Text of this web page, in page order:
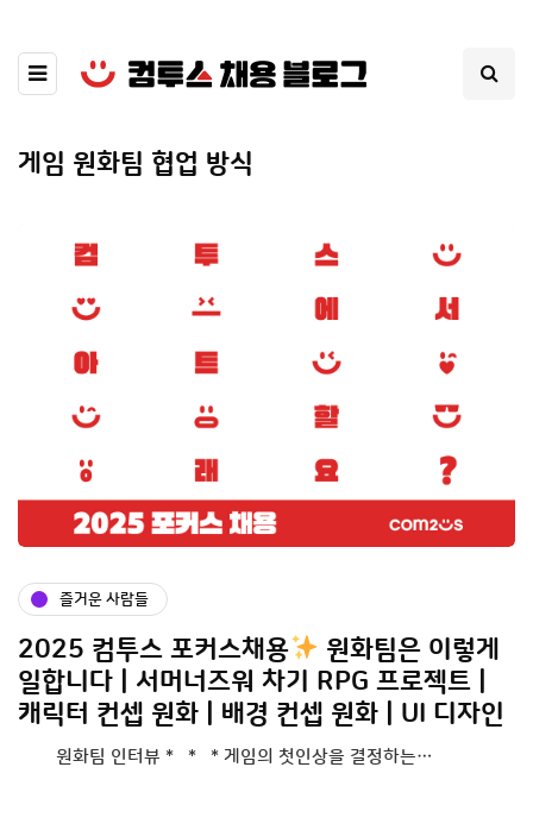
게임 원화팀 협업 방식
즐거운 사람들
2025 컴투스 포커스채용
원화팀은 이렇게
일합니다 | 서머너즈워 차기 RPG 프로젝트 |
캐릭터 컨셉 원화 | 배경 컨셉 원화 | UI 디자인
원화팀 인터뷰 * * * 게임의 첫인상을 결정하는…